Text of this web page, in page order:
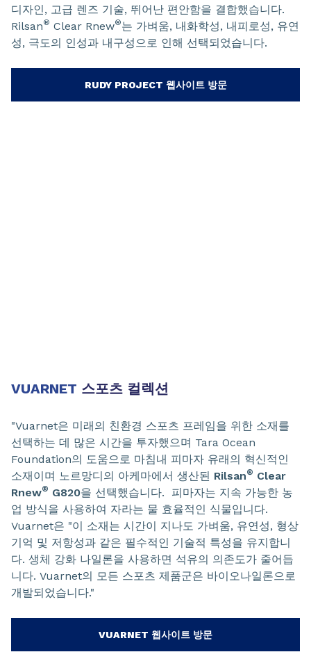
디자인, 고급 렌즈 기술, 뛰어난 편안함을 결합했습니다.
Rilsan® Clear Rnew®는 가벼움, 내화학성, 내피로성, 유연
성, 극도의 인성과 내구성으로 인해 선택되었습니다.
RUDY PROJECT 웹사이트 방문
VUARNET 스포츠 컬렉션
"Vuarnet은 미래의 친환경 스포츠 프레임을 위한 소재를
선택하는 데 많은 시간을 투자했으며 Tara Ocean
Foundation의 도움으로 마침내 피마자 유래의 혁신적인
소재이며 노르망디의 아케마에서 생산된 Rilsan® Clear
Rnew® G820을 선택했습니다. 피마자는 지속 가능한 농
업 방식을 사용하여 자라는 물 효율적인 식물입니다.
Vuarnet은 "이 소재는 시간이 지나도 가벼움, 유연성, 형상
기억 및 저항성과 같은 필수적인 기술적 특성을 유지합니
다. 생체 강화 나일론을 사용하면 석유의 의존도가 줄어듭
니다. Vuarnet의 모든 스포츠 제품군은 바이오나일론으로
개발되었습니다."
VUARNET 웹사이트 방문